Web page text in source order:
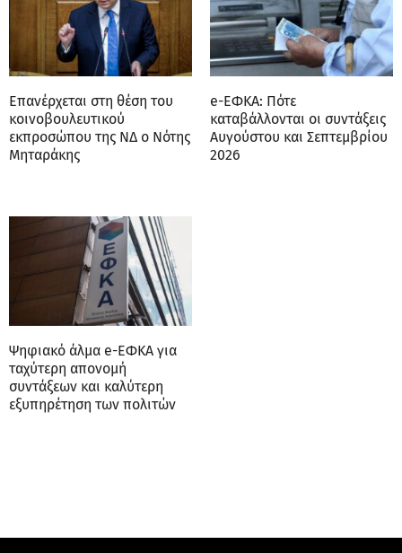
Επανέρχεται στη θέση του
κοινοβουλευτικού
εκπροσώπου της ΝΔ ο Νότης
Μηταράκης
e-ΕΦΚΑ: Πότε
καταβάλλονται οι συντάξεις
Αυγούστου και Σεπτεμβρίου
2026
Ψηφιακό άλμα e-ΕΦΚΑ για
ταχύτερη απονομή
συντάξεων και καλύτερη
εξυπηρέτηση των πολιτών